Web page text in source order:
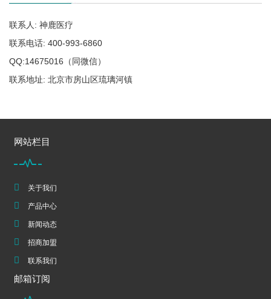
联系人: 神鹿医疗
联系电话: 400-993-6860
QQ:14675016（同微信）
联系地址: 北京市房山区琉璃河镇
网站栏目
关于我们
产品中心
新闻动态
招商加盟
联系我们
邮箱订阅